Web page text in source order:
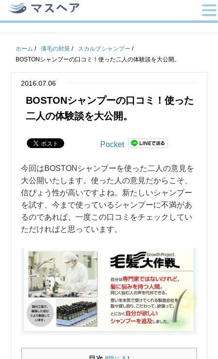
ホーム / 薄毛の対策 / スカルプシャンプー /
BOSTONシャンプーの口コミ！使った二人の体験談を大公開。
2016.07.06
BOSTONシャンプーの口コミ！使った
二人の体験談を大公開。
Pocket
今回はBOSTONシャンプーを使った二人の意見を
大公開いたします。使った人の意見だからこそ、
信ぴょう性が高いですよね。新たしいシャンプー
を試す、今まで使っているシャンプーに不満があ
るのであれば、一度この口コミをチェックしてい
ただければと思っています。